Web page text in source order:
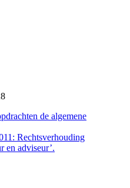
de algemene
Rechtsverhouding
en adviseur’.